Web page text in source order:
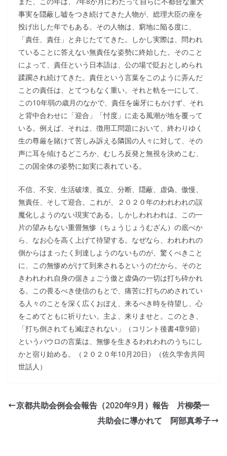
事実を隠蔽し嘘をつき続けてきた人物が、総理大臣の座を
投げ出した年でもある。その人物は、窮地に陥る度に、
「責任、責任」と弁じたててきた。しかし実際は、問われ
ていることに答えない無責任な姿勢に終始した。そのこと
によって、責任という日本語は、公の場で貶おとしめられ
蹂躙され続けてきた。責任という言葉をこのように弄んだ
ことの責任は、とてつもなく重い。それと軌を一にして、
この10年弱の歳月のなかで、責任を歯牙にもかけず、それ
と背中合わせに「迎合」「忖度」に走る風潮が地を覆って
いる。例えば、それは、徴用工問題において、終わりゆく
生の尊厳を賭けて苦しみ訴える隣国の人々に対して、その
声に耳を傾けるどころか、むしろ反発と無視を決めこむ、
この国全体の姿勢に如実に表れている。
不信、不安、生活破壊、孤立、分断、隠蔽、虚偽、傲慢、
無責任、そして迎合。これが、２０２０年のわれわれの誤
魔化しようのない現実である。しかしわれわれは、この一
片の望みもない重畳無惨（ちょうじょうむざん）の底べか
ら、なお心を高く上げて待望する。なぜなら、われわれの
側からはまったく到達しようのないものが、驚くべきこと
に、この無惨めがけて到来されるというのだから。そのと
きわれわれ自身の倨きょごう傲と虚偽の一切は打ち砕かれ
る。この畏るべき使信のもとで、痛苦に打ちのめされてい
る人々のことを深く広くおぼえ、来るべき時を待望し、心
をこめてともに祈りたい。主よ、来りませと。このとき、
「打ち倒されても滅ぼされない」（コリント後書4章9節）
というパウロの言葉は、無惨を生きるわれわれのうちにし
かと宿り始める。（２０２０年10月20日）（佐久学舎共同
世話人）
京都共助会例会会報告（2020年9月）報告 片柳榮一
共助会に導かれて 阿部真希子